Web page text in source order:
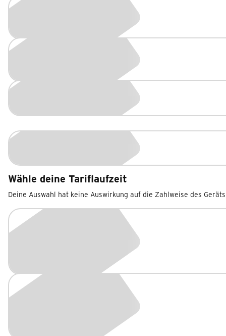
Wähle deine Tariflaufzeit
Deine Auswahl hat keine Auswirkung auf die Zahlweise des Geräts